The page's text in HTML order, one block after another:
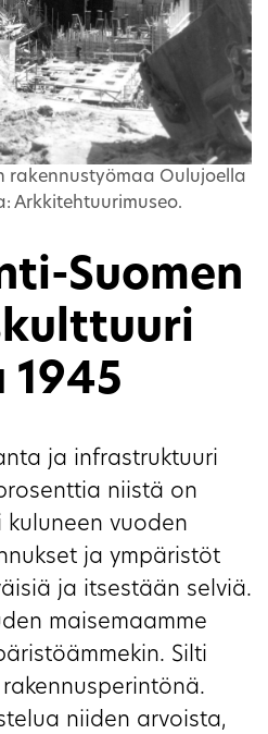
rakennustyömaa Oulujoella
Arkkitehtuurimuseo.
Suomen
1945
ja infrastruktuuri
niistä on
kuluneen vuoden
ja ympäristöt
ja itsestään selviä.
maisemaamme
Silti
niiden arvoista,